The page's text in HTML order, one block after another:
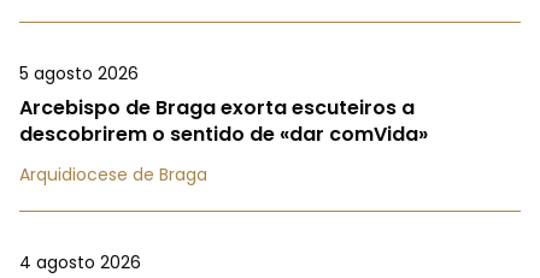
5 agosto 2026
Arcebispo de Braga exorta escuteiros a
descobrirem o sentido de «dar comVida»
Arquidiocese de Braga
4 agosto 2026